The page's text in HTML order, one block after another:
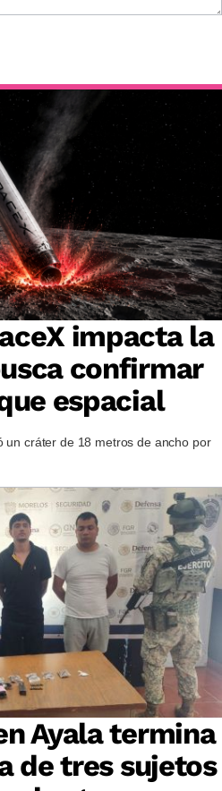
impacta la
confirmar
espacial
un cráter de 18 metros de ancho por
Ayala termina
de tres sujetos